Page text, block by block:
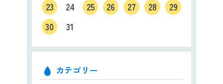
23
24 25 26 27 28
29
30
31
カテゴリー